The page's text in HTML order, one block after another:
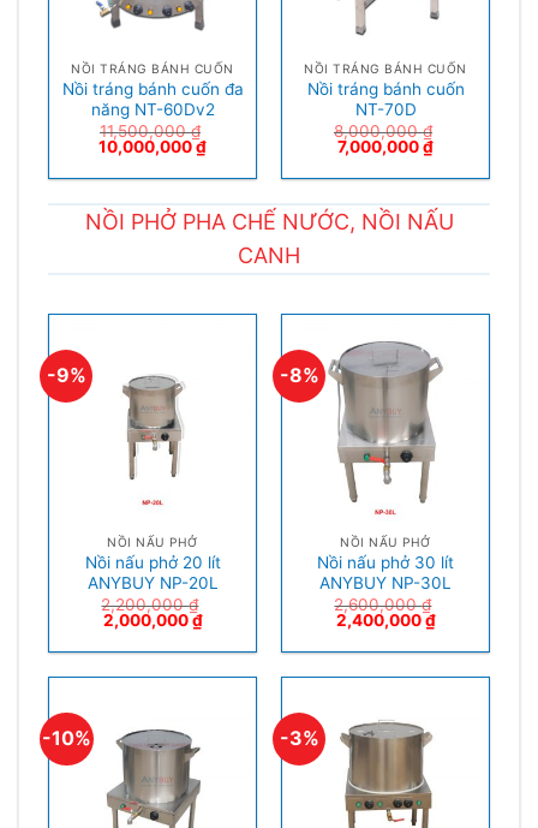
NỒI TRÁNG BÁNH CUỐN
Nồi tráng bánh cuốn đa
năng NT-60Dv2
11,500,000₫
10,000,000₫
NỒI TRÁNG BÁNH CUỐN
Nồi tráng bánh cuốn
NT-70D
8,000,000₫
7,000,000₫
NỒI PHỞ PHA CHẾ NƯỚC, NỒI NẤU
CANH
-9%
NỒI NẤU PHỞ
Nồi nấu phở 20 lít
ANYBUY NP-20L
2,200,000₫
2,000,000₫
-8%
NỒI NẤU PHỞ
Nồi nấu phở 30 lít
ANYBUY NP-30L
2,600,000₫
2,400,000₫
-10% -3%